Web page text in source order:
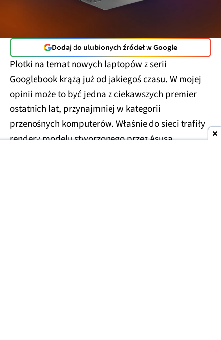
Dodaj do ulubionych źródeł w Google
Plotki na temat nowych laptopów z serii
Googlebook krążą już od jakiegoś czasu. W mojej
opinii może to być jedna z ciekawszych premier
ostatnich lat, przynajmniej w kategorii
przenośnych komputerów. Właśnie do sieci trafiły
rendery modelu stworzonego przez Asusa.